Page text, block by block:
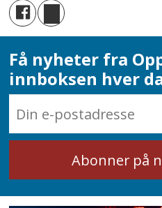
Få nyheter fra
innboksen hver